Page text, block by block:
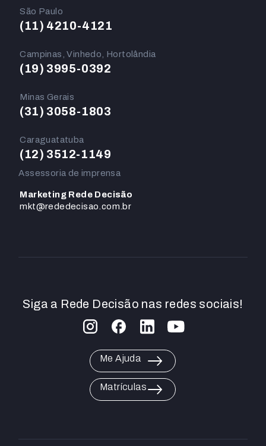
São Paulo
(11) 4210-4121
Campinas, Vinhedo, Hortolândia
(19) 3995-0392
Minas Gerais
(31) 3058-1803
Caraguatatuba
(12) 3512-1149
Assessoria de imprensa
Marketing Rede Decisão
mkt@rededecisao.com.br
Siga a Rede Decisão nas redes sociais!
Me Ajuda
Matrículas